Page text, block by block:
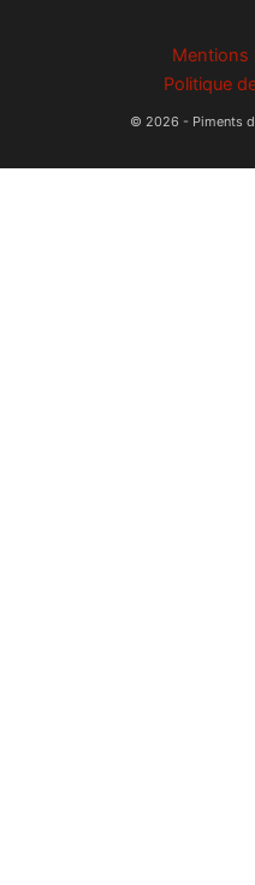
Mentions
Politique
© 2026 - Piments